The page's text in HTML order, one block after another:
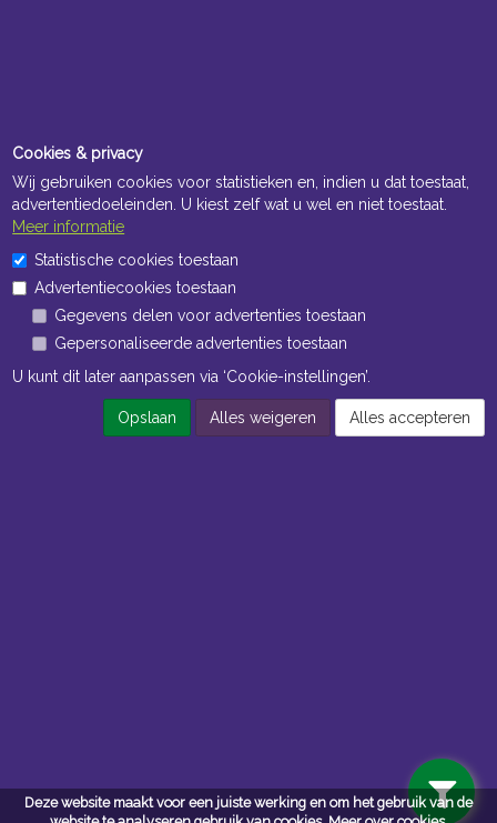
Deze website maakt voor een juiste werking en om het gebruik van de
Privacy
Cookies & privacy
Wij gebruiken cookies voor statistieken en, indien u dat toestaat,
advertentiedoeleinden. U kiest zelf wat u wel en niet toestaat.
Meer informatie
Statistische cookies toestaan
Advertentiecookies toestaan
Gegevens delen voor advertenties toestaan
Gepersonaliseerde advertenties toestaan
U kunt dit later aanpassen via ‘Cookie-instellingen’.
Opslaan Alles weigeren Alles accepteren